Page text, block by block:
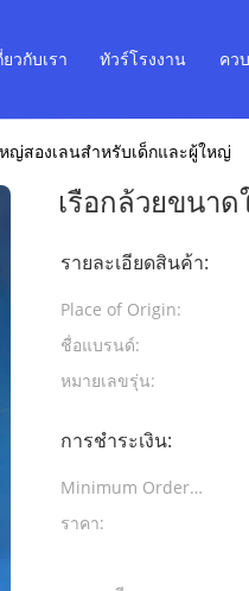
ยวกับเรา ทัวร์โรงงาน คว
ญ่สองเลนสำหรับเด็กและผู้ใหญ่
เรือกล้วยขนา
รายละเอียดสินค้า:
Place of Origin:
ชื่อแบรนด์:
หมายเลขรุ่น:
การชำระเงิน:
Minimum Order
Quantity:
ราคา: